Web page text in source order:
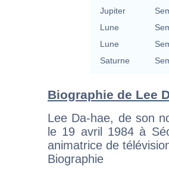
Jupiter
Lune
Lune
Saturne
Biographie de Lee
Lee Da-hae, de son
le 19 avril 1984 à
animatrice de
Biographie